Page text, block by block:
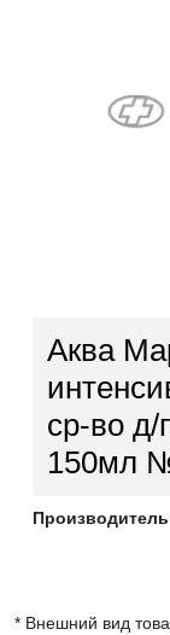
Аква
ср-во
150мл
* Внешний вид